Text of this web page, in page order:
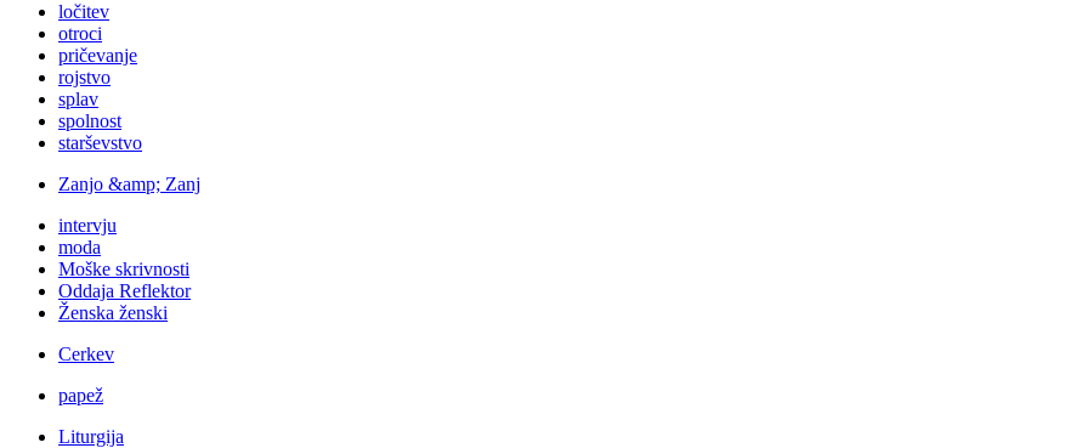
ločitev
otroci
pričevanje
rojstvo
splav
spolnost
starševstvo
Zanjo &amp; Zanj
intervju
moda
Moške skrivnosti
Oddaja Reflektor
Ženska ženski
Cerkev
papež
Liturgija